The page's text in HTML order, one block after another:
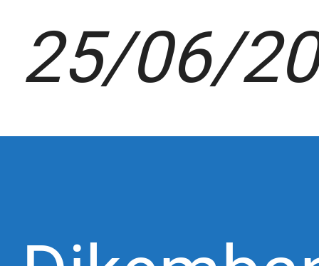
25/06/